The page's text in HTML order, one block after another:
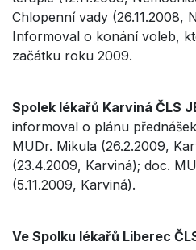
Chlopenní vady (26.11.2008,
Informoval o konání voleb,
začátku roku 2009.
Spolek lékařů Karviná ČLS
informoval o plánu
MUDr. Mikula (26.2.2009,
(23.4.2009, Karviná); doc.
(5.11.2009, Karviná).
Ve Spolku lékařů Liberec